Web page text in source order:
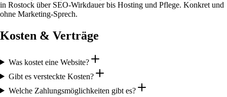
in Rostock über SEO-Wirkdauer bis Hosting und Pflege. Konkret und
ohne Marketing-Sprech.
Kosten & Verträge
Was kostet eine Website?
Gibt es versteckte Kosten?
Welche Zahlungsmöglichkeiten gibt es?